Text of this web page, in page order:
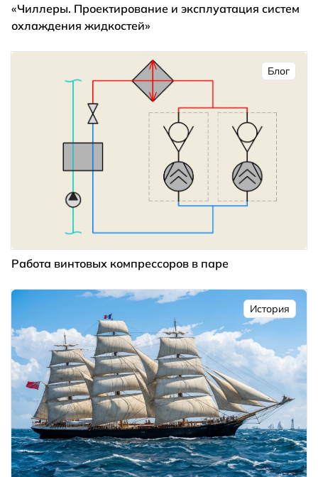
«Чиллеры. Проектирование и эксплуатация систем
охлаждения жидкостей»
Блог
Работа винтовых компрессоров в паре
История